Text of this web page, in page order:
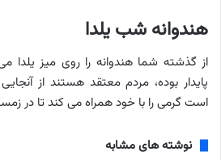
هندوانه شب یلدا
از گذشته شما هندوانه را روی میز یلدا
پایدار بوده، مردم معتقد هستند از
است گرمی را با خود همراه می کند تا در
نوشته های مشابه